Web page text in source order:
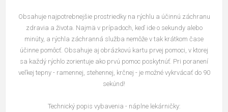
Obsahuje najpotrebnejšie prostriedky na rýchlu a účinnú záchranu
zdravia a života. Najmä v prípadoch, keď ide o sekundy alebo
minúty, a rýchla záchranná služba nemôže v tak krátkom čase
účinne pomôcť. Obsahuje aj obrázkovú kartu prvej pomoci, v ktorej
sa každý rýchlo zorientuje ako prvú pomoc poskytnúť. Pri poranení
veľkej tepny - ramennej, stehennej, krčnej - je možné vykrvácať do 90
sekúnd!
Technický popis vybavenia - náplne lekárničky: